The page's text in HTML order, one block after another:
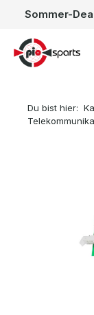
Zum Hauptinhalt
Du bist hier: